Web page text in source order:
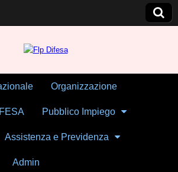
Organizzazione
Pubblico Impiego
Assistenza e Previdenza
Admin